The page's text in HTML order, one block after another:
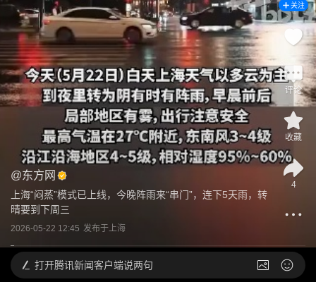
@东方网
上海“闷蒸”模式已上线，今晚阵雨来“串门”，连下5天雨，转
晴要到下周三
2026-05-22 12:45 发布于上海
关注
评论
收藏
4
打开腾讯新闻客户端说两句